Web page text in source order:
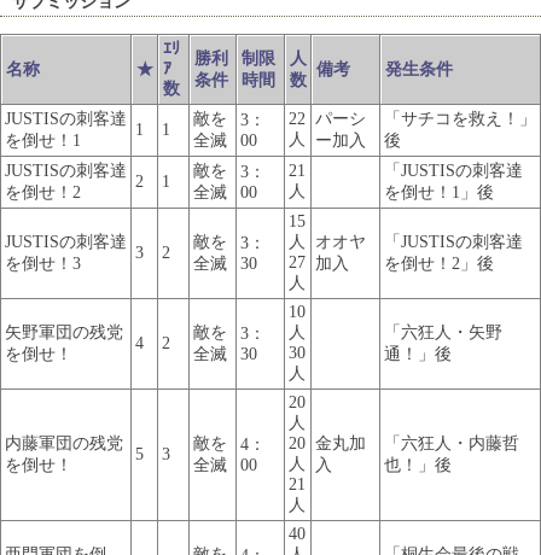
名称 ★
ｴﾘ
ｱ
数
勝利
条件
制限
時間
人
数
備考 発生条件
JUSTISの刺客達
を倒せ！1
1 1
敵を
全滅
3：
00
22
人
パーシ
ー加入
「サチコを救え！」
後
JUSTISの刺客達
を倒せ！2
2 1
敵を
全滅
3：
00
21
人
「JUSTISの刺客達
を倒せ！1」後
JUSTISの刺客達
を倒せ！3
3 2
敵を
全滅
3：
30
15
人
27
人
オオヤ
加入
「JUSTISの刺客達
を倒せ！2」後
矢野軍団の残党
を倒せ！
4 2
敵を
全滅
3：
30
10
人
30
人
「六狂人・矢野
通！」後
内藤軍団の残党
を倒せ！
5 3
敵を
全滅
4：
00
20
人
20
人
21
人
金丸加
入
「六狂人・内藤哲
也！」後
40